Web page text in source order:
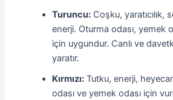
Turuncu: Coşku, yaratıcılık,
enerji. Oturma odası, yemek
için uygundur. Canlı ve
yaratır.
Kırmızı: Tutku, enerji,
odası ve yemek odası için